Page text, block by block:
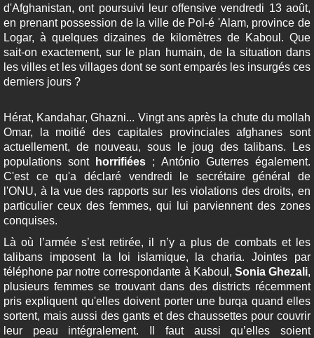
d'Afghanistan, ont poursuivi leur offensive vendredi 13 août,
en prenant possession de la ville de Pol-é 'Alam, province de
Logar, à quelques dizaines de kilomètres de Kaboul. Que
sait-on exactement, sur le plan humain, de la situation dans
les villes et les villages dont se sont emparés les insurgés ces
derniers jours ?
Hérat, Kandahar, Ghazni... Vingt ans après la chute du mollah
Omar, la moitié des capitales provinciales afghanes sont
actuellement, de nouveau, sous le joug des talibans. Les
populations sont
horrifiées ; António Guterres également.
C'est ce qu'a déclaré vendredi le secrétaire général de
l'ONU, à la vue des rapports sur les violations des droits, en
particulier ceux des femmes, qui lui parviennent des zones
conquises.
Là où l’armée s’est retirée, il n’y a plus de combats et les
talibans imposent la loi islamique, la charia. Jointes par
téléphone par notre correspondante à Kaboul, Sonia Ghezali,
plusieurs femmes se trouvant dans des districts récemment
pris expliquent qu'elles doivent porter une burqa quand elles
sortent, mais aussi des gants et des chaussettes pour couvrir
leur peau intégralement. Il faut aussi qu’elles soient